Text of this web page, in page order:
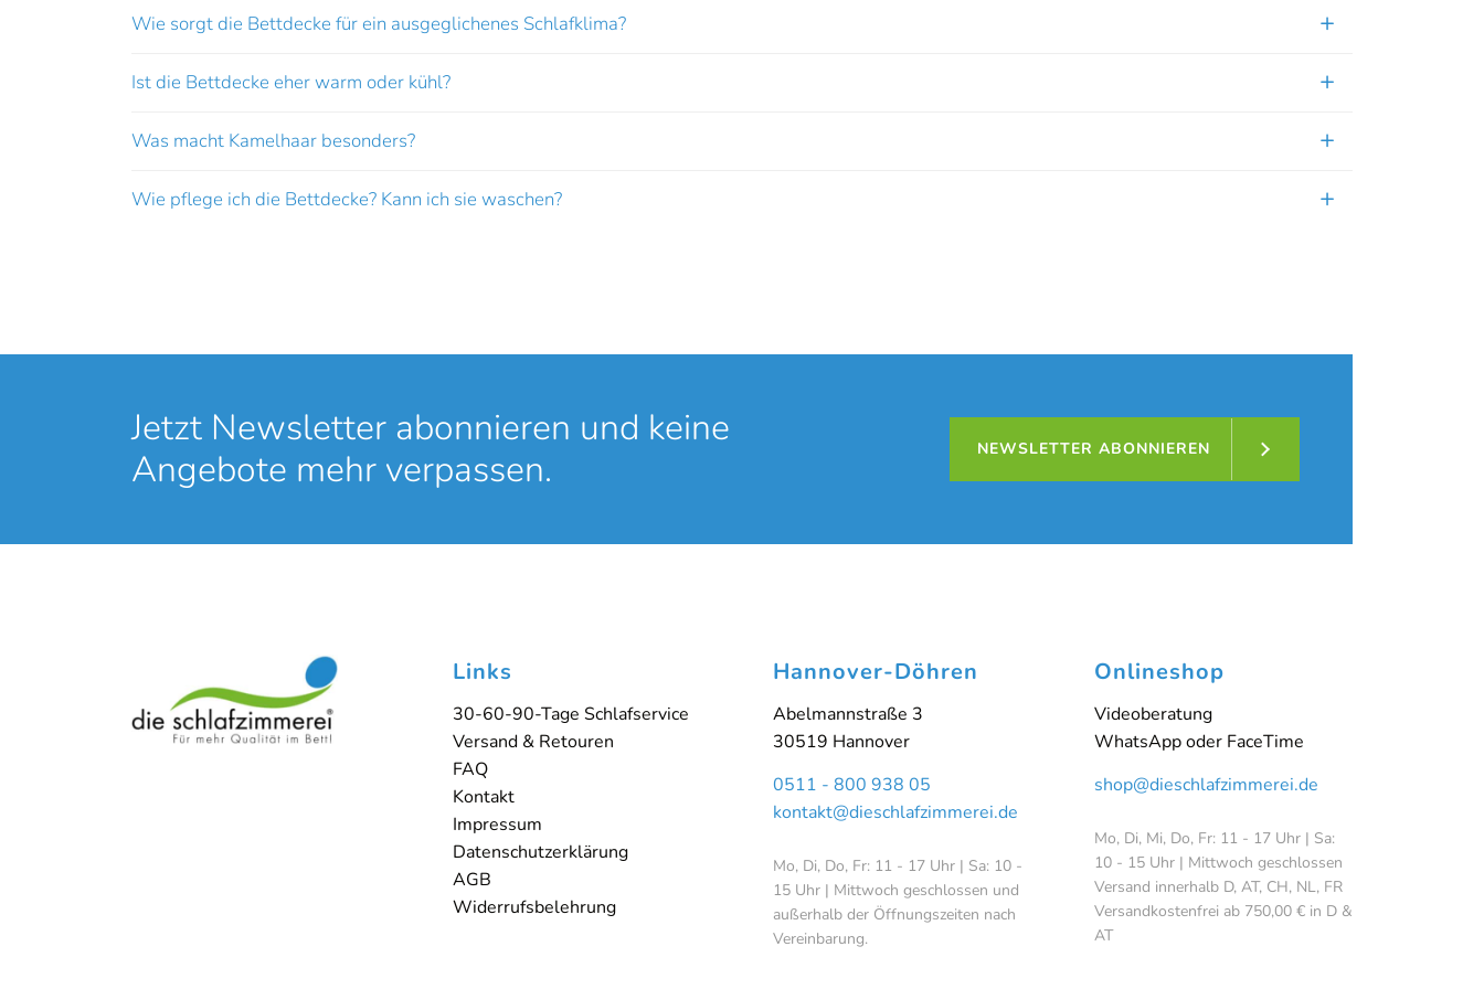
Wie sorgt die Bettdecke für ein ausgeglichenes Schlafklima?
Ist die Bettdecke eher warm oder kühl?
Was macht Kamelhaar besonders?
Wie pflege ich die Bettdecke? Kann ich sie waschen?
Jetzt Newsletter abonnieren und keine
Angebote mehr verpassen.
NEWSLETTER ABONNIEREN
Links
30-60-90-Tage Schlafservice
Versand & Retouren
FAQ
Kontakt
Impressum
Datenschutzerklärung
AGB
Widerrufsbelehrung
Hannover-Döhren
Abelmannstraße 3
30519 Hannover
0511 - 800 938 05
kontakt@dieschlafzimmerei.de
Mo, Di, Do, Fr: 11 - 17 Uhr | Sa: 10 -
15 Uhr | Mittwoch geschlossen und
außerhalb der Öffnungszeiten nach
Vereinbarung.
Onlineshop
Videoberatung
WhatsApp oder FaceTime
shop@dieschlafzimmerei.de
Mo, Di, Mi, Do, Fr: 11 - 17 Uhr | Sa:
10 - 15 Uhr | Mittwoch geschlossen
Versand innerhalb D, AT, CH, NL, FR
Versandkostenfrei ab 750,00 € in D &
AT